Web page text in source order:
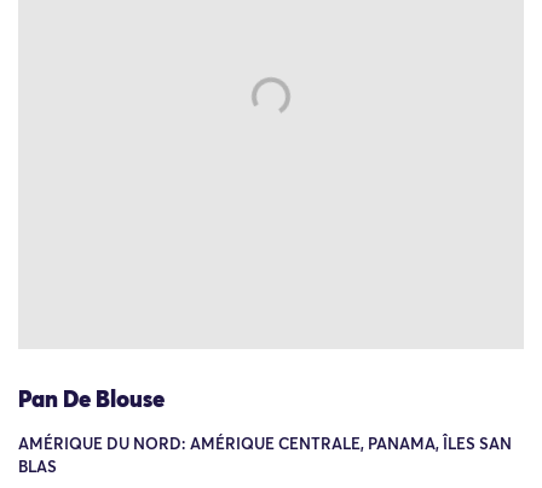
Pan De Blouse
AMÉRIQUE DU NORD: AMÉRIQUE CENTRALE, PANAMA, ÎLES SAN
BLAS